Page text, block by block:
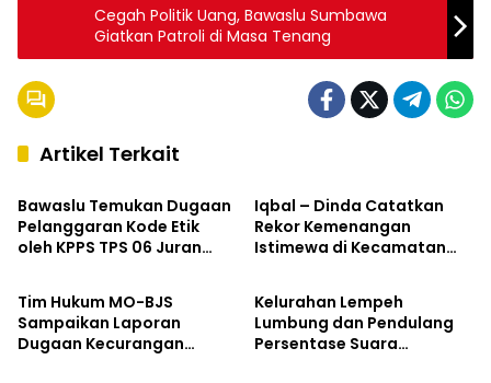
Cegah Politik Uang, Bawaslu Sumbawa
Giatkan Patroli di Masa Tenang
Artikel Terkait
Hukum & Kriminal
Bawaslu Temukan Dugaan
Pelanggaran Kode Etik
oleh KPPS TPS 06 Juran
Iqbal – Dinda Catatkan
Rekor Kemenangan
Istimewa di Kecamatan
Kabar Pilkada
Tim Hukum MO-BJS
Sampaikan Laporan
Dugaan Kecurangan
Kabar Pilkada
Kelurahan Lempeh
Lumbung dan Pendulang
Persentase Suara
Kabar Pilkada Kabar Pilkada